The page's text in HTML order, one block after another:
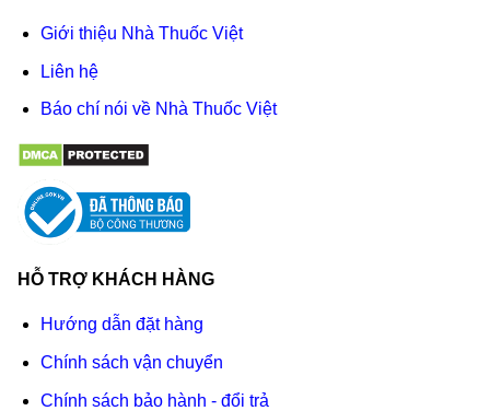
Giới thiệu Nhà Thuốc Việt
Liên hệ
Báo chí nói về Nhà Thuốc Việt
HỖ TRỢ KHÁCH HÀNG
Hướng dẫn đặt hàng
Chính sách vận chuyển
Chính sách bảo hành - đổi trả